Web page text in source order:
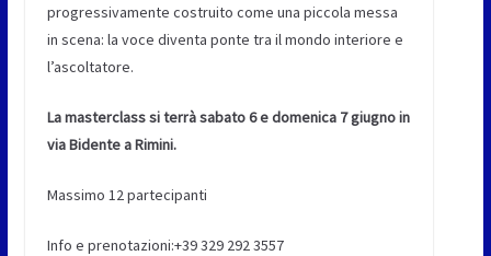
progressivamente costruito come una piccola messa
in scena: la voce diventa ponte tra il mondo interiore e
l’ascoltatore.
La masterclass si terrà sabato 6 e domenica 7 giugno in
via Bidente a Rimini.
Massimo 12 partecipanti
Info e prenotazioni:+39 329 292 3557